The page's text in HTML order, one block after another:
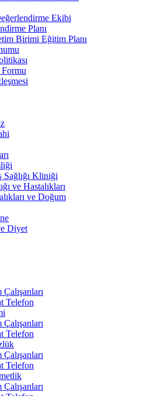
Ekibi
Planı
Birimi Eğitim Planı
Sağlığı Kliniği
ve Hastalıkları
ve Doğum
Diyet
Telefon
Telefon
Telefon